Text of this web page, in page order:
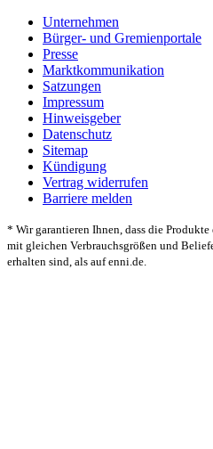
Unternehmen
Bürger- und Gremienportale
Presse
Marktkommunikation
Satzungen
Impressum
Hinweisgeber
Datenschutz
Sitemap
Kündigung
Vertrag widerrufen
Barriere melden
* Wir garantieren Ihnen, dass die
mit gleichen Verbrauchsgrößen und
erhalten sind, als auf enni.de.